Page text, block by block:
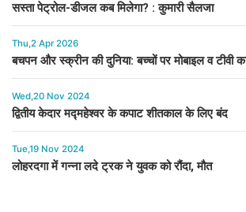
सस्ता पेट्रोल-डीजल कब मिलेगा? : कुमारी सैलजा
Thu,2 Apr 2026
बचपन और स्क्रीन की दुनिया: बच्चों पर मोबाइल व टीवी
Wed,20 Nov 2024
द्वितीय केदार मद्महेश्वर के कपाट शीतकाल के लिए बंद
Tue,19 Nov 2024
लोहरदगा में गन्ना लदे ट्रक ने युवक को रौंदा, मौत